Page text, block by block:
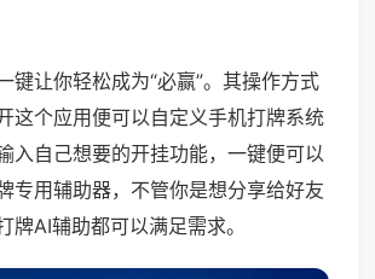
键让你轻松成为“必赢”。其操作方式
这个应用便可以自定义手机打牌系统
入自己想要的开挂功能，一键便可以
专用辅助器，不管你是想分享给好友
牌AI辅助都可以满足需求。